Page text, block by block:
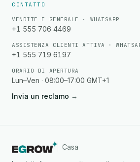
CONTATTO
VENDITE E GENERALE · WHATSAPP
+1 555 706 4469
ASSISTENZA CLIENTI ATTIVA ·
+1 555 719 6197
ORARIO DI APERTURA
Lun–Ven · 08:00–17:00 GMT+1
Invia un reclamo →
Casa